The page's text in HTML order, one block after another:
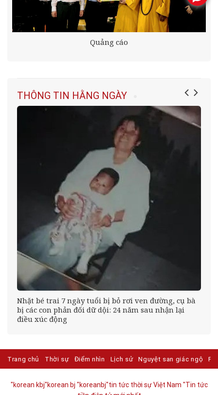
Quảng cáo
THÔNG TIN HẰNG NGÀY
Nhặt bé trai 7 ngày tuổi bị bỏ rơi ven đường, cụ bà
bị các con phản đối dữ dội: 24 năm sau nhận lại
điều xúc động
Trang chủ Thời sự Điểm nhìn Lịch sử Nguyệt san giác ngộ
"korean kbj​"korean bj "koreanbj​"tin tức thời sự Việt Nam "Tin tức